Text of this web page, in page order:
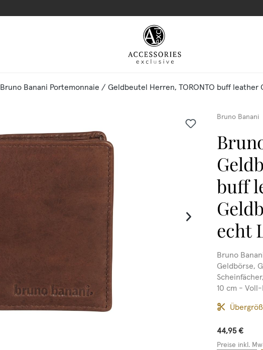
Bruno Banani Portemonnaie / Geldbeutel Herren, TORONTO buff
Bruno Banani
buff
echt
Bruno
Geldbörse,
10 cm -
44,95 €
Preise inkl.